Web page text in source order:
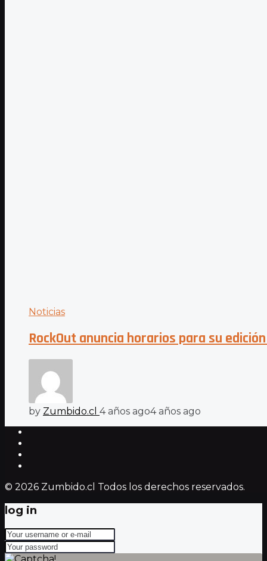
Noticias
RockOut anuncia horarios para su
by Zumbido.cl 4 años ago4 años ago
© 2026 Zumbido.cl Todos los derechos reservados.
log in